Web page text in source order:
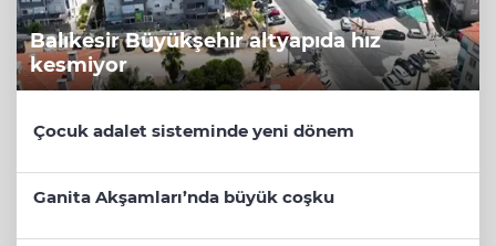
Balıkesir Büyükşehir altyapıda hız
kesmiyor
Çocuk adalet sisteminde yeni dönem
Ganita Akşamları’nda büyük coşku